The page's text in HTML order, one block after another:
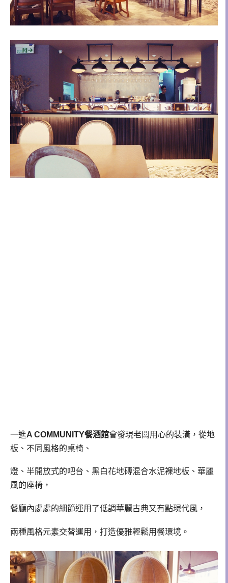
一進A COMMUNITY餐酒館會發現老闆用心的裝潢，從地
板、不同風格的桌椅 、
燈 、 半開放式的吧台、黑白花地磚混合水泥裸地板、華麗
風的座椅，
餐廳內處處的細節運用了低調華麗古典又有點現代風，
兩種風格元素交替運用，打造優雅輕鬆用餐環境。